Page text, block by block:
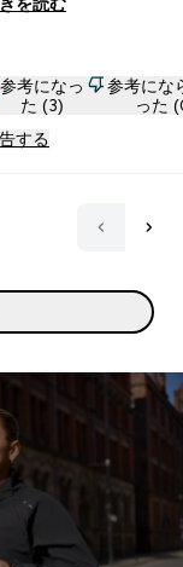
す。 100%BCAAな
、慣れれば全く気に
ん。 これからも余計な
ないノンフレーバー
参考になっ
た (3)
参考にな
った
する